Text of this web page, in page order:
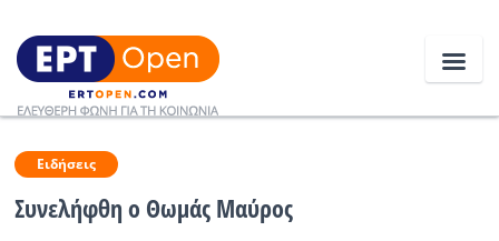
Ειδήσεις
Ειδήσεις
Συνελήφθη ο Θωμάς Μαύρος